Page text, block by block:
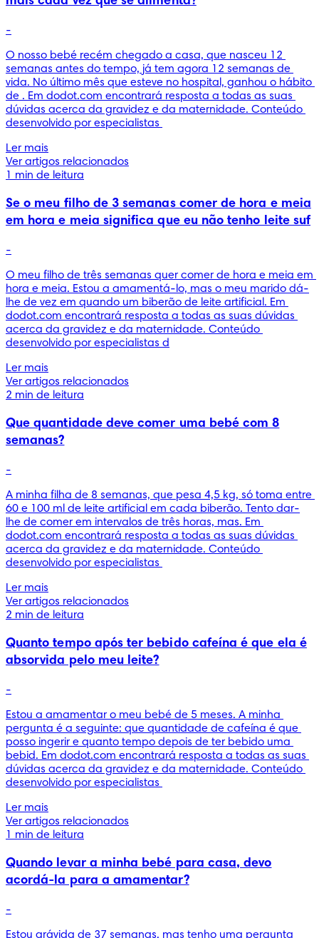
-
O nosso bebé recém chegado a casa, que nasceu 12
semanas antes do tempo, já tem agora 12 semanas de
vida. No último mês que esteve no hospital, ganhou o hábito
de . Em dodot.com encontrará resposta a todas as suas
dúvidas acerca da gravidez e da maternidade. Conteúdo
desenvolvido por especialistas
Ler mais
Ver artigos relacionados
1 min de leitura
Se o meu filho de 3 semanas comer de hora e meia
em hora e meia significa que eu não tenho leite suf
-
O meu filho de três semanas quer comer de hora e meia em
hora e meia. Estou a amamentá-lo, mas o meu marido dá-
lhe de vez em quando um biberão de leite artificial. Em
dodot.com encontrará resposta a todas as suas dúvidas
acerca da gravidez e da maternidade. Conteúdo
desenvolvido por especialistas d
Ler mais
Ver artigos relacionados
2 min de leitura
Que quantidade deve comer uma bebé com 8
semanas?
-
A minha filha de 8 semanas, que pesa 4,5 kg, só toma entre
60 e 100 ml de leite artificial em cada biberão. Tento dar-
lhe de comer em intervalos de três horas, mas. Em
dodot.com encontrará resposta a todas as suas dúvidas
acerca da gravidez e da maternidade. Conteúdo
desenvolvido por especialistas
Ler mais
Ver artigos relacionados
2 min de leitura
Quanto tempo após ter bebido cafeína é que ela é
absorvida pelo meu leite?
-
Estou a amamentar o meu bebé de 5 meses. A minha
pergunta é a seguinte: que quantidade de cafeína é que
posso ingerir e quanto tempo depois de ter bebido uma
bebid. Em dodot.com encontrará resposta a todas as suas
dúvidas acerca da gravidez e da maternidade. Conteúdo
desenvolvido por especialistas
Ler mais
Ver artigos relacionados
1 min de leitura
Quando levar a minha bebé para casa, devo
acordá-la para a amamentar?
-
Estou grávida de 37 semanas, mas tenho uma pergunta